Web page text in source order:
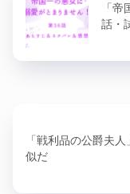
「
話・
「戦利品の公爵夫
似だ